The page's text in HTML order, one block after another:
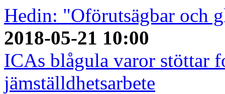
Hedin: "Oförutsägbar och
2018-05-21 10:00
ICAs blågula varor stöttar
jämställdhetsarbete